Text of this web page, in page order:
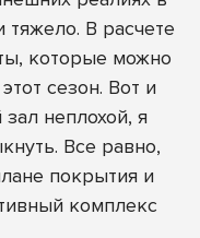
тяжело. В расчете
которые можно
сезон. Вот и
неплохой, я
Все равно,
покрытия и
комплекс